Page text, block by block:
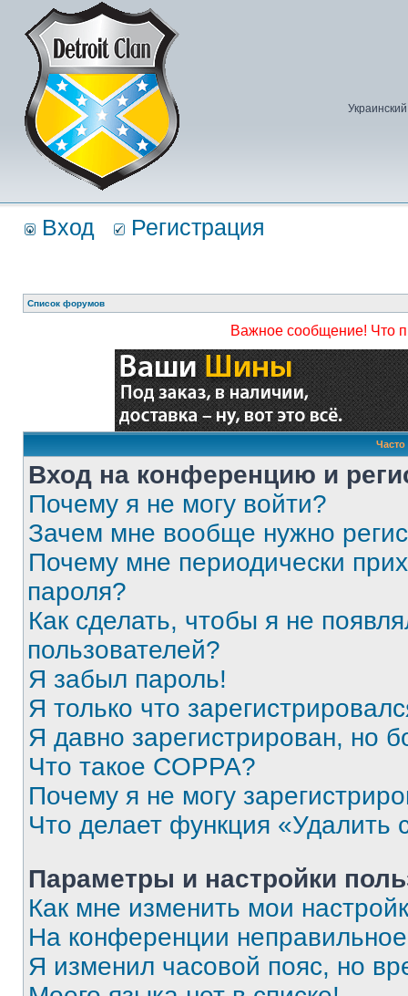
Вход Регистрация
Список форумов
Важное сообщение! Что
Вход на конференцию и
Почему я не могу войти?
Зачем мне вообще нужно
Почему мне периодически
пароля?
Как сделать, чтобы я не
пользователей?
Я забыл пароль!
Я только что
Я давно зарегистрирован, но
Что такое COPPA?
Почему я не могу
Что делает функция «Удалить
Параметры и настройки
Как мне изменить мои
На конференции
Я изменил часовой пояс, но